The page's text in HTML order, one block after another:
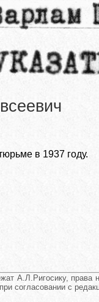
в 1937 году.
А.Л.Ригосику, права
согласовании с